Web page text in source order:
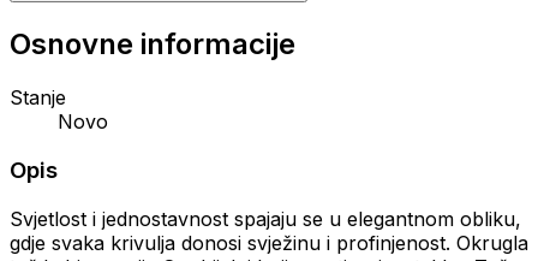
Osnovne informacije
Stanje
Novo
Opis
Svjetlost i jednostavnost spajaju se u elegantnom obliku,
gdje svaka krivulja donosi svježinu i profinjenost. Okrugla